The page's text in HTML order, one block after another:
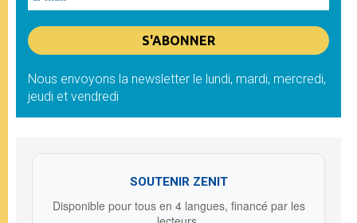
Nous envoyons la newsletter le lundi, mardi, mercredi,
jeudi et vendredi
SOUTENIR ZENIT
Disponible pour tous en 4 langues, financé par les